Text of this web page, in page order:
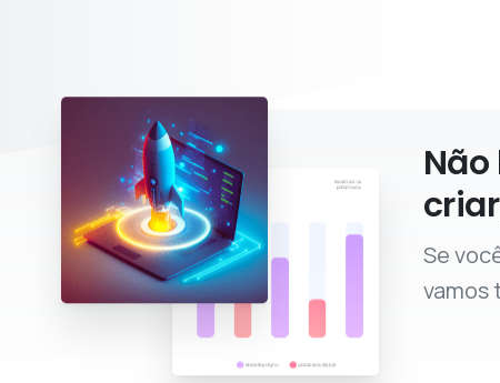
Se
vamos